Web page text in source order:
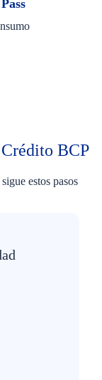
BCP
estos pasos